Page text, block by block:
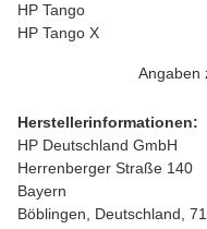
HP Tango
HP Tango X
Angaben
Herstellerinformationen:
HP Deutschland GmbH
Herrenberger Straße 140
Bayern
Böblingen, Deutschland,